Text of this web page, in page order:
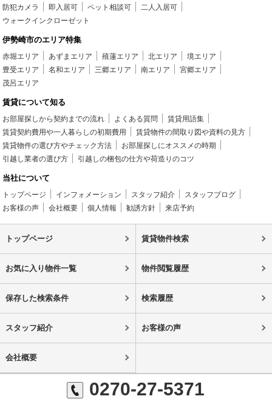
防犯カメラ
即入居可 ペット相談可
二人入居可
ウォークインクローゼット
伊勢崎市のエリア特集
赤堀エリア あずまエリア 殖蓮エリア 北エリア
境エリア
豊受エリア
名和エリア 三郷エリア 南エリア
宮郷エリア
茂呂エリア
賃貸について知る
お部屋探しから契約までの流れ よくある質問
賃貸用語集
賃貸契約費用や一人暮らしの初期費用
賃貸物件の間取り図や資料の見方
賃貸物件の選び方やチェック方法
お部屋探しにオススメの時期
引越し業者の選び方
引越しの梱包の仕方や荷造りのコツ
当社について
トップページ インフォメーション スタッフ紹介
スタッフブログ
お客様の声
会社概要 個人情報 勧誘方針 来店予約
トップページ 賃貸物件検索
お気に入り物件一覧 物件閲覧履歴
保存した検索条件 検索履歴
スタッフ紹介 お客様の声
会社概要
0270-27-5371